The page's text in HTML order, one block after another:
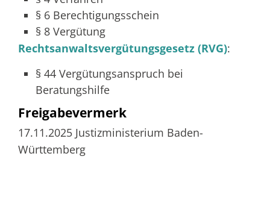
§ 6 Berechtigungsschein
§ 8 Vergütung
Rechtsanwaltsvergütungsgesetz (RVG):
§ 44 Vergütungsanspruch bei
Beratungshilfe
Freigabevermerk
17.11.2025 Justizministerium Baden-
Württemberg